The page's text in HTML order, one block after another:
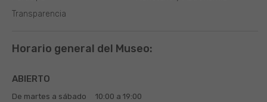
Transparencia
Horario general del Museo:
ABIERTO
De martes a sábado 10:00 a 19:00